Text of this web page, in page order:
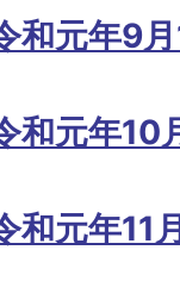
和元年9
和元年10
和元年11